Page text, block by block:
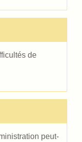
de
peut-